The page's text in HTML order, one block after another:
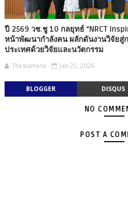
ปี 2569 วช.ชู 10 กลยุทธ์ “NRCT
หน้าพัฒนากำลังคน ผลักดันงานวิจัยสู่
ประเทศด้วยวิจัยและนวัตกรรม
Thesiamese Jan 25, 2026
BLOGGER DISQUS
NO
POST A